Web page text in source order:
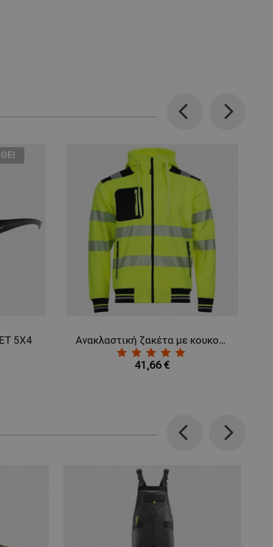
Previous
5X4 Ανακλαστική ζακέτα με κουκούλα PRISMA HV 2.0 YELLOW
41,66 €
Next
Previous Next